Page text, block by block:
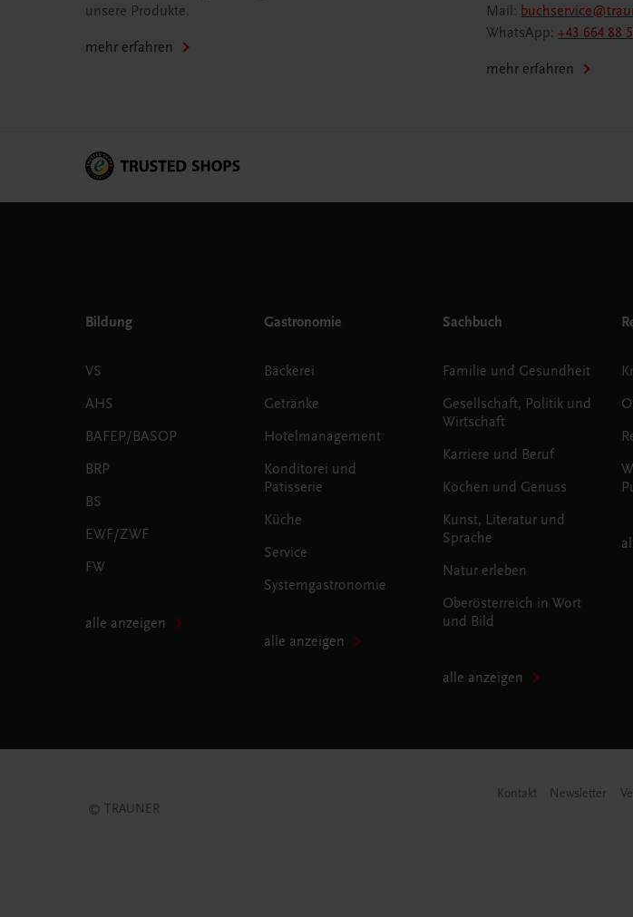
unsere Produkte.
mehr erfahren
Mail:
WhatsApp:+43 664 88
mehr erfahren
Bildung
VS
AHS
BAFEP/BASOP
BRP
BS
EWF/ZWF
FW
alle anzeigen
Gastronomie
Bäckerei
Getränke
Hotelmanagement
Konditorei und
Patisserie
Küche
Service
Systemgastronomie
alle anzeigen
Sachbuch
Familie und Gesundheit
Gesellschaft, Politik und
Wirtschaft
Karriere und Beruf
Kochen und Genuss
Kunst, Literatur und
Sprache
Natur erleben
Oberösterreich in Wort
und Bild
alle anzeigen
© TRAUNER
Kontakt Newsletter